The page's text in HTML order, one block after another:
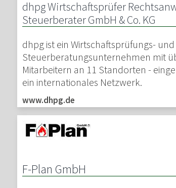
dhpg Wirtschaftsprüfer
Steuerberater GmbH & Co. KG
dhpg ist ein Wirtschaftsprüfungs- und
Steuerberatungsunternehmen mit
Mitarbeitern an 11 Standorten -
ein internationales Netzwerk.
www.dhpg.de
F-Plan GmbH